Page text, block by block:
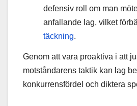
defensiv roll om man
anfallande lag, vilket
täckning.
Genom att vara proaktiva i att
motståndarens taktik kan lag
konkurrensfördel och diktera